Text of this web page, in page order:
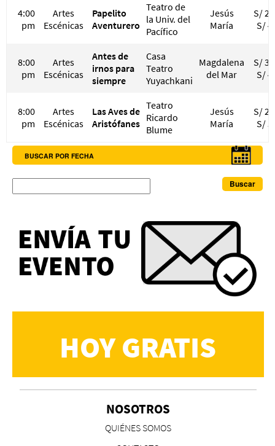
4:00
pm
Artes
Escénicas
Papelito
Aventurero
Teatro de
la Univ. del
Pacífico
Jesús
María
S/
S/
8:00
pm
Artes
Escénicas
Antes de
irnos para
siempre
Casa
Teatro
Yuyachkani
Magdalena
del Mar
S/
S/
8:00
pm
Artes
Escénicas
Las Aves de
Aristófanes
Teatro
Ricardo
Blume
Jesús
María
S/
S/
BUSCAR POR FECHA
HOY GRATIS
NOSOTROS
QUIÉNES SOMOS